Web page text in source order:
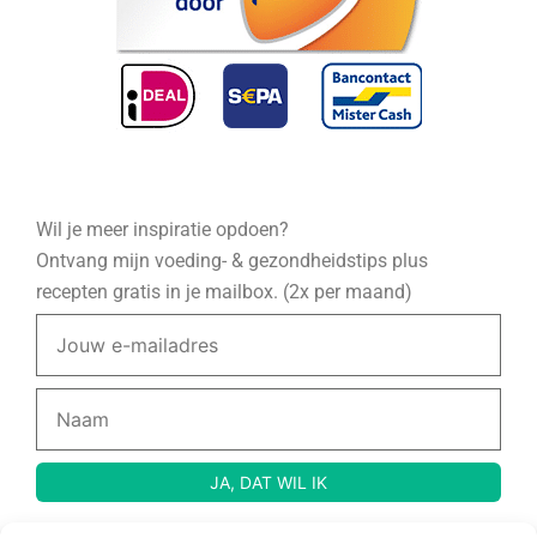
Wil je meer inspiratie opdoen?
Ontvang mijn voeding- & gezondheidstips plus
recepten gratis in je mailbox. (2x per maand)